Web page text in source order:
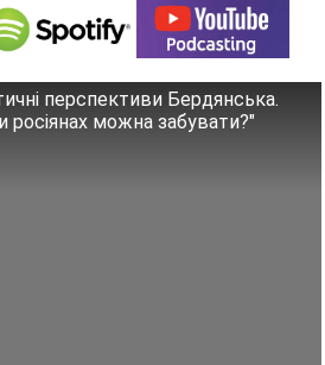
перспективи Бердянська.
росіянах можна забувати?"